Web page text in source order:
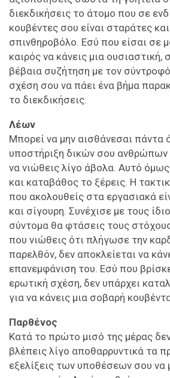
διεκδικήσεις το άτομο που σε
κουβέντες σου είναι σταράτες
σπινθηροβόλο. Εσύ που είσαι σε
καιρός να κάνεις μια ουσιαστική,
βέβαια συζήτηση με τον
σχέση σου να πάει ένα βήμα
το διεκδικήσεις.
Λέων
Μπορεί να μην αισθάνεσαι πάντα
υποστήριξη δικών σου ανθρώπων
να νιώθεις λίγο άβολα. Αυτό όμως
και καταβάθος το ξέρεις. Η
που ακολουθείς στα εργασιακά
και σίγουρη. Συνέχισε με τους
σύντομα θα φτάσεις τους
που νιώθεις ότι πλήγωσε την
παρελθόν, δεν αποκλείεται να
επανεμφάνιση του. Εσύ που
ερωτική σχέση, δεν υπάρχει
για να κάνεις μια σοβαρή
Παρθένος
Κατά το πρώτο μισό της μέρας
βλέπεις λίγο αποθαρρυντικά τα
εξελίξεις των υποθέσεων σου να